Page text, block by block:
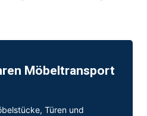
Möbeltransport
Türen und